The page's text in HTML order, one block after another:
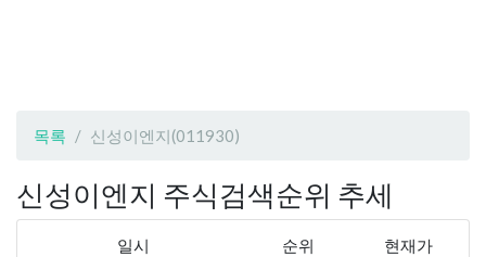
목록 신성이엔지(011930)
신성이엔지 주식검색순위 추세
일시 순위 현재가